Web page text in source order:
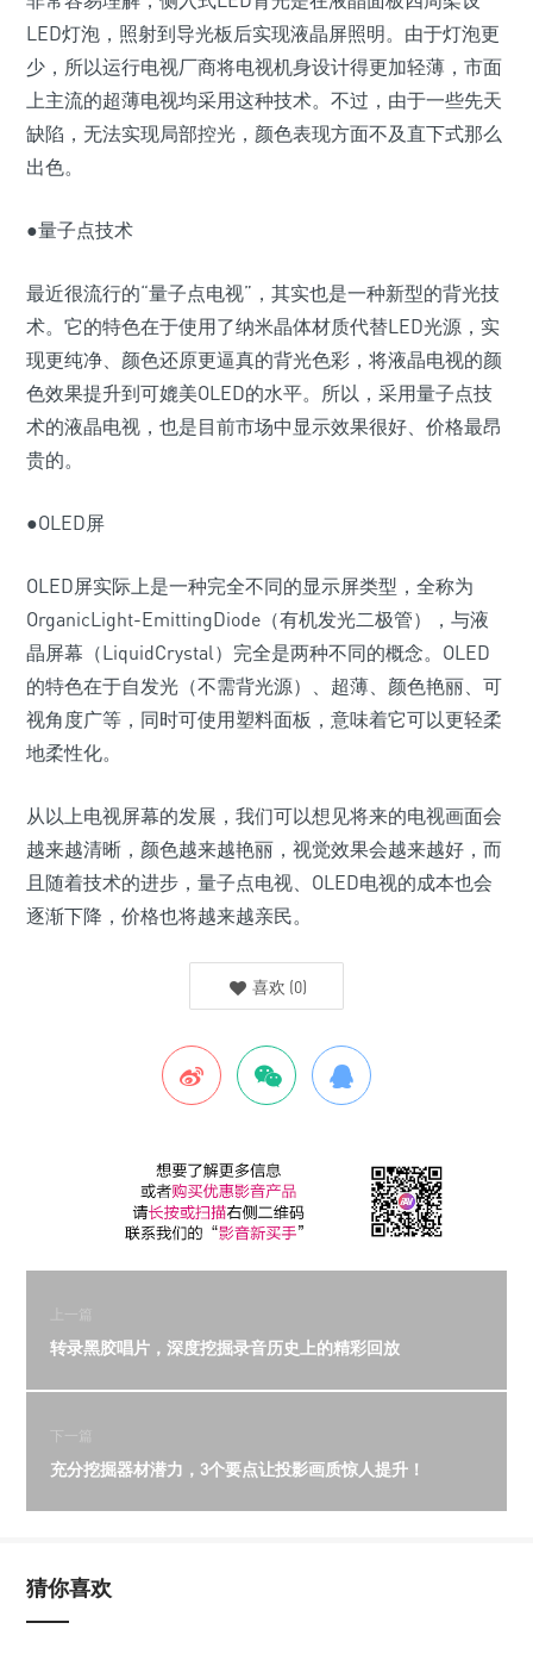
LED灯泡，照射到导光板后实现液晶屏照明。由于灯泡更
少，所以运行电视厂商将电视机身设计得更加轻薄，市面
上主流的超薄电视均采用这种技术。不过，由于一些先天
缺陷，无法实现局部控光，颜色表现方面不及直下式那么
出色。
●量子点技术
最近很流行的“量子点电视”，其实也是一种新型的背光技
术。它的特色在于使用了纳米晶体材质代替LED光源，实
现更纯净、颜色还原更逼真的背光色彩，将液晶电视的颜
色效果提升到可媲美OLED的水平。所以，采用量子点技
术的液晶电视，也是目前市场中显示效果很好、价格最昂
贵的。
●OLED屏
OLED屏实际上是一种完全不同的显示屏类型，全称为
OrganicLight-EmittingDiode（有机发光二极管），与液
晶屏幕（LiquidCrystal）完全是两种不同的概念。OLED
的特色在于自发光（不需背光源）、超薄、颜色艳丽、可
视角度广等，同时可使用塑料面板，意味着它可以更轻柔
地柔性化。
从以上电视屏幕的发展，我们可以想见将来的电视画面会
越来越清晰，颜色越来越艳丽，视觉效果会越来越好，而
且随着技术的进步，量子点电视、OLED电视的成本也会
逐渐下降，价格也将越来越亲民。
喜欢 (0)
上一篇
转录黑胶唱片，深度挖掘录音历史上的精彩回放
下一篇
充分挖掘器材潜力，3个要点让投影画质惊人提升！
猜你喜欢